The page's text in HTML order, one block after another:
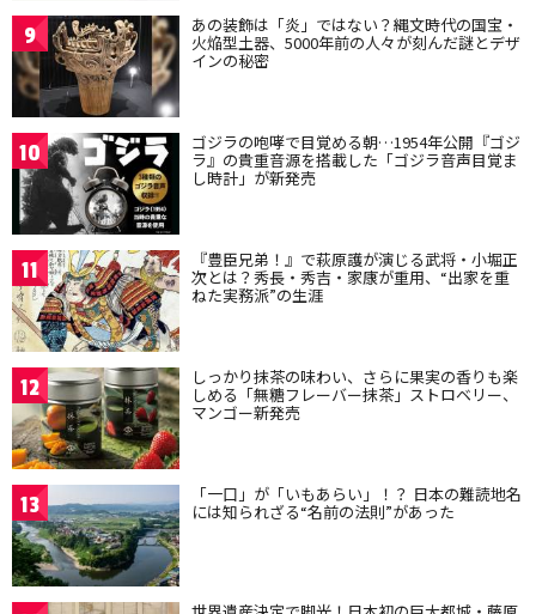
9 あの装飾は「炎」ではない？縄文時代の国宝・
火焔型土器、5000年前の人々が刻んだ謎とデザ
インの秘密
10 ゴジラの咆哮で目覚める朝…1954年公開『ゴジ
ラ』の貴重音源を搭載した「ゴジラ音声目覚ま
し時計」が新発売
11 『豊臣兄弟！』で萩原護が演じる武将・小堀正
次とは？秀長・秀吉・家康が重用、“出家を重
ねた実務派”の生涯
12 しっかり抹茶の味わい、さらに果実の香りも楽
しめる「無糖フレーバー抹茶」ストロベリー、
マンゴー新発売
13 「一口」が「いもあらい」！？ 日本の難読地名
には知られざる“名前の法則”があった